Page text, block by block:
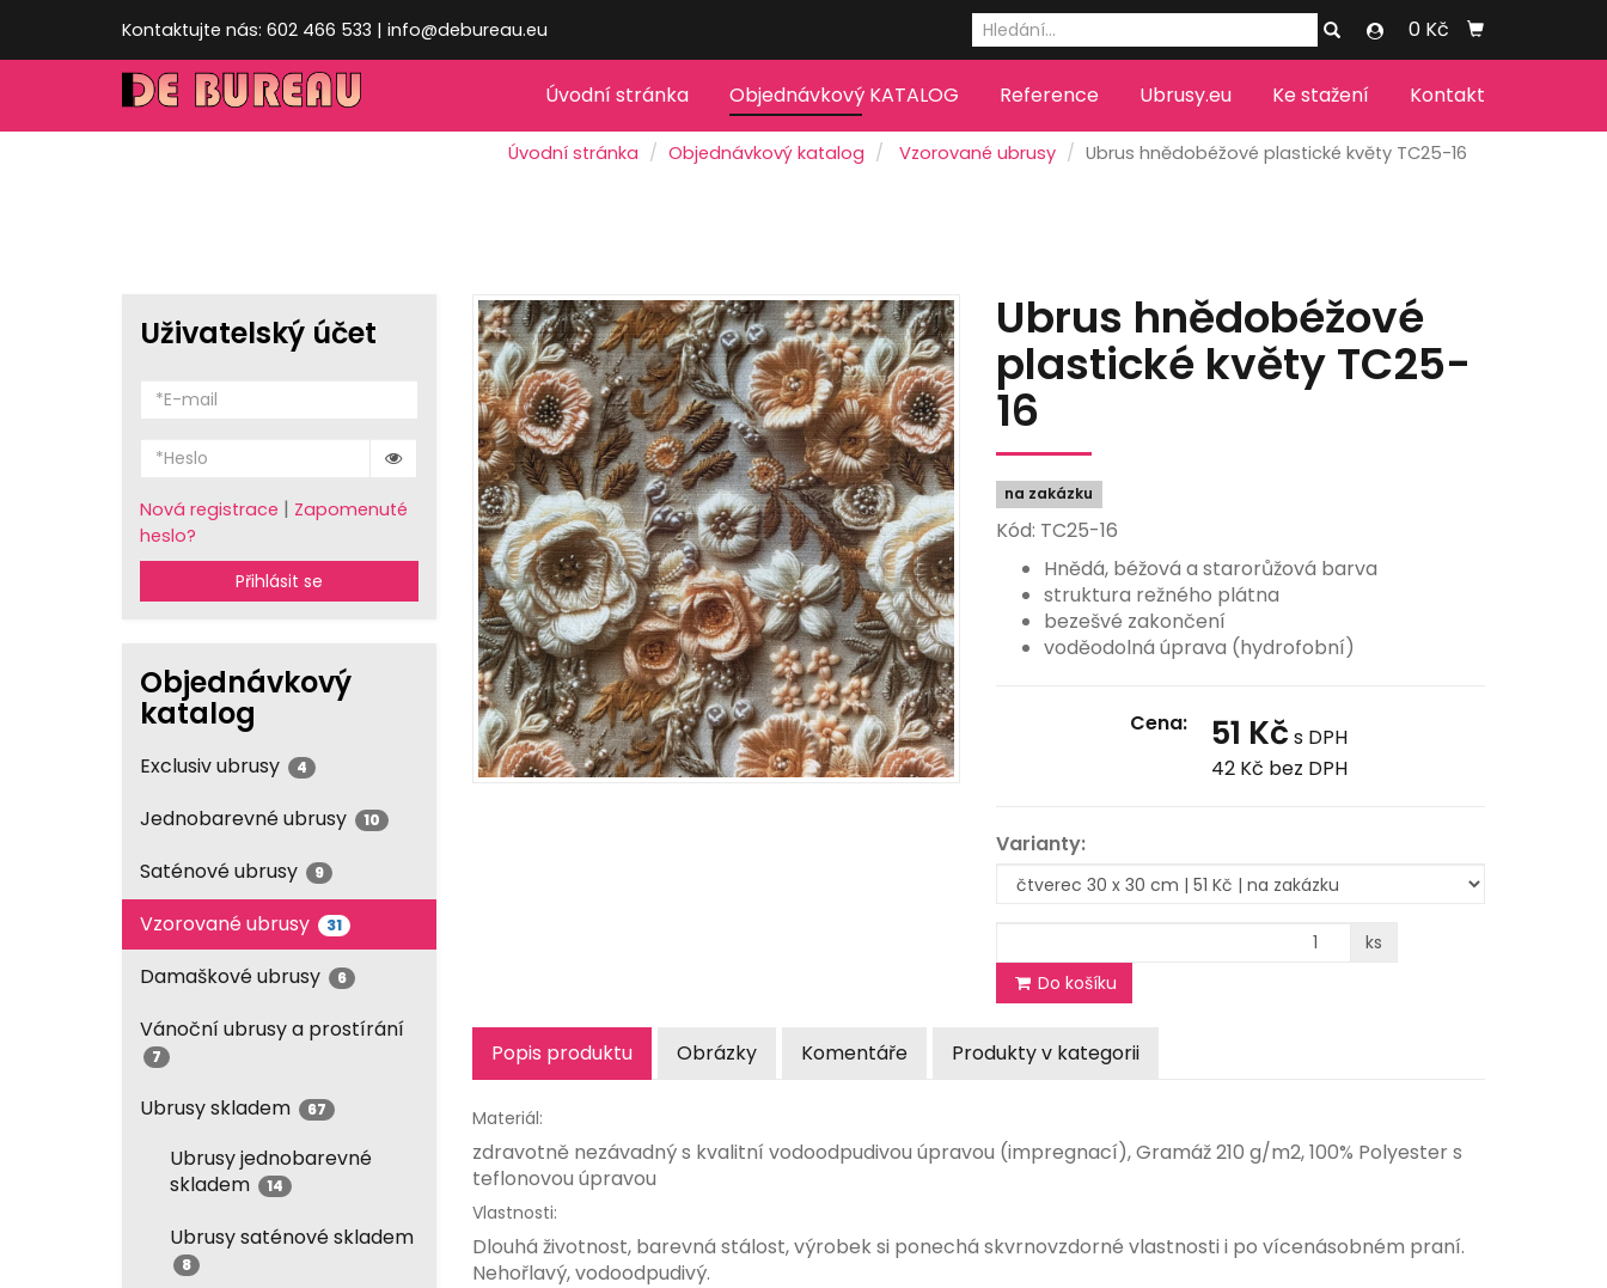
Kontaktujte nás: 602 466 533 | info@debureau.eu 0 Kč
Úvodní stránka Objednávkový KATALOG Reference Ubrusy.eu Ke stažení Kontakt
Úvodní stránka Objednávkový katalog Vzorované ubrusy Ubrus hnědobéžové plastické květy TC25-16
Uživatelský účet
Nová registrace | Zapomenuté
heslo?
Přihlásit se
Objednávkový
katalog
Exclusiv ubrusy 4
Jednobarevné ubrusy 10
Saténové ubrusy 9
Vzorované ubrusy 31
Damaškové ubrusy 6
Vánoční ubrusy a prostírání
7
Ubrusy skladem 67
Ubrusy jednobarevné
skladem
14
Ubrusy saténové skladem
8
Ubrus hnědobéžové
plastické květy TC25-
16
na zakázku
Kód: TC25-16
Hnědá, béžová a starorůžová barva
struktura režného plátna
bezešvé zakončení
voděodolná úprava (hydrofobní)
Cena: 51 Kč s DPH
42 Kč bez DPH
Varianty:
ks
Do košíku
Popis produktu Obrázky Komentáře Produkty v kategorii
Materiál:
zdravotně nezávadný s kvalitní vodoodpudivou úpravou (impregnací), Gramáž 210 g/m2, 100% Polyester s
teflonovou úpravou
Vlastnosti:
Dlouhá životnost, barevná stálost, výrobek si ponechá skvrnovzdorné vlastnosti i po vícenásobném praní.
Nehořlavý, vodoodpudivý.